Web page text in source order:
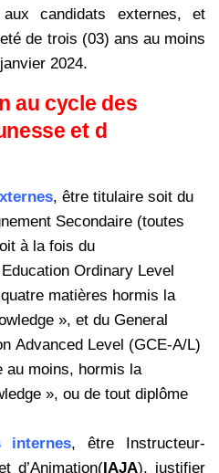
aux candidats externes, et
de trois (03) ans au moins
2024.
au cycle des
et d
, être titulaire soit du
Secondaire (toutes
à la fois du
Ordinary Level
matières hormis la
», et du General
Advanced Level (GCE-A/L)
au moins, hormis la
», ou de tout diplôme
internes, être Instructeur-
d’Animation(IAJA), justifier